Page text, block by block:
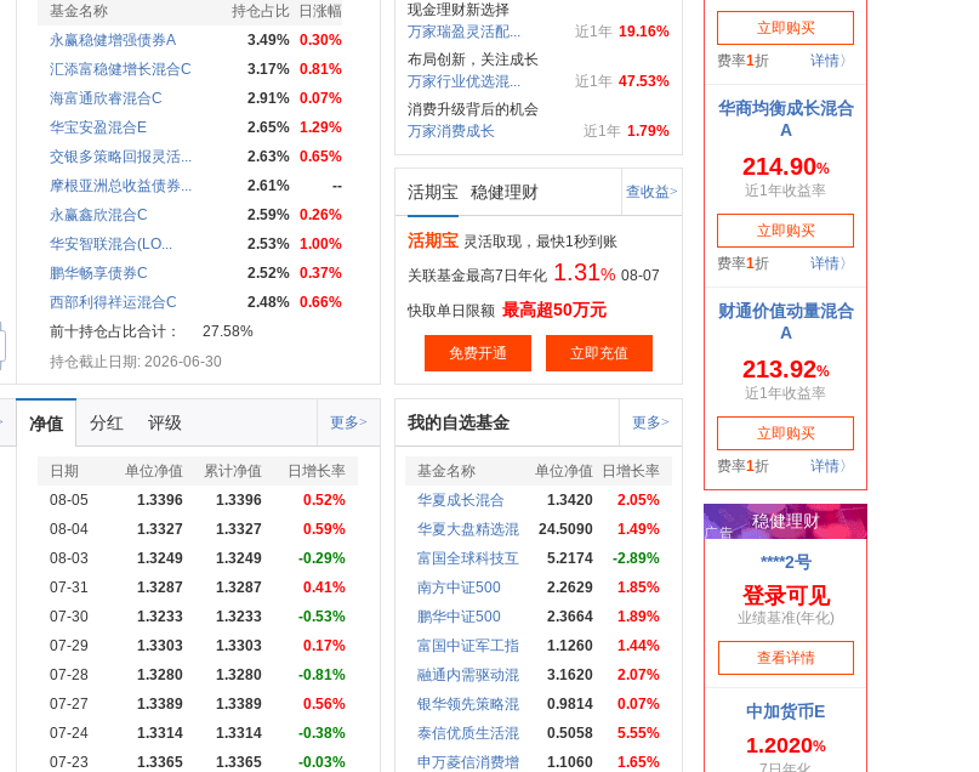
基金名称 持仓占比
日涨幅
永赢稳健增强债券A
3.49% 0.30%
汇添富稳健增长混合C
3.17% 0.81%
海富通欣睿混合C
2.91% 0.07%
华宝安盈混合E
2.65% 1.29%
交银多策略回报灵活...
2.63% 0.65%
摩根亚洲总收益债券...
2.61%
--
永赢鑫欣混合C
2.59% 0.26%
华安智联混合(LO...
2.53% 1.00%
鹏华畅享债券C
2.52% 0.37%
西部利得祥运混合C
2.48% 0.66%
前十持仓占比合计：
27.58%
持仓截止日期: 2026-06-30
现金理财新选择
19.16%
近1年
万家瑞盈灵活配...
布局创新，关注成长
47.53%
近1年
万家行业优选混...
消费升级背后的机会
1.79%
近1年
万家消费成长
活期宝 稳健理财 查收益>
活期宝 灵活取现，最快1秒到账
关联基金最高7日年化 1.31% 08-07
快取单日限额 最高超50万元
免费开通 立即充值
净值 分红 评级 更多>
日期 单位净值 累计净值
日增长率
08-05
1.3396 1.3396
0.52%
08-04
1.3327 1.3327
0.59%
08-03
1.3249 1.3249
-0.29%
07-31
1.3287 1.3287
0.41%
07-30
1.3233 1.3233
-0.53%
07-29
1.3303 1.3303
0.17%
07-28
1.3280 1.3280
-0.81%
07-27
1.3389 1.3389
0.56%
07-24
1.3314 1.3314
-0.38%
07-23
1.3365 1.3365
-0.03%
我的自选基金 更多>
基金名称 单位净值
日增长率
华夏成长混合
1.3420
2.05%
华夏大盘精选混
24.5090
1.49%
富国全球科技互
5.2174
-2.89%
南方中证500
2.2629
1.85%
鹏华中证500
2.3664
1.89%
富国中证军工指
1.1260
1.44%
融通内需驱动混
3.1620
2.07%
银华领先策略混
0.9814
0.07%
泰信优质生活混
0.5058
5.55%
申万菱信消费增
1.1060 1.65%